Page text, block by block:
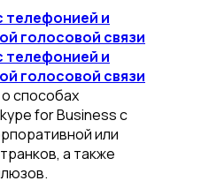
телефонией и
голосовой связи
телефонией и
голосовой связи
способах
for Business с
или
а также